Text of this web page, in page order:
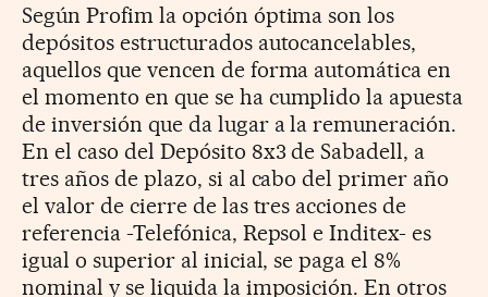
Según Profim la opción óptima son los
depósitos estructurados autocancelables,
aquellos que vencen de forma automática en
el momento en que se ha cumplido la apuesta
de inversión que da lugar a la remuneración.
En el caso del Depósito 8x3 de Sabadell, a
tres años de plazo, si al cabo del primer año
el valor de cierre de las tres acciones de
referencia -Telefónica, Repsol e Inditex- es
igual o superior al inicial, se paga el 8%
nominal y se liquida la imposición. En otros